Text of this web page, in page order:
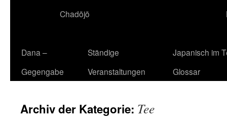
Chadōjō
Dana –
Gegengabe
Ständige
Veranstaltungen
Japanisch im
Glossar
Archiv der Kategorie: Tee